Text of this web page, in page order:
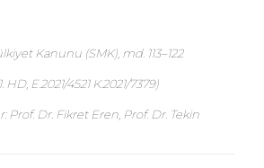
Kanunu (SMK), md. 113–122
HD, E.2021/4521 K.2021/7379)
Prof. Dr. Fikret Eren, Prof. Dr. Tekin